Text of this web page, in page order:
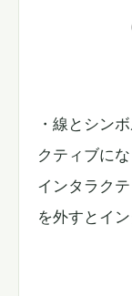
・線とシン
クティブに
インタラク
を外すとイ